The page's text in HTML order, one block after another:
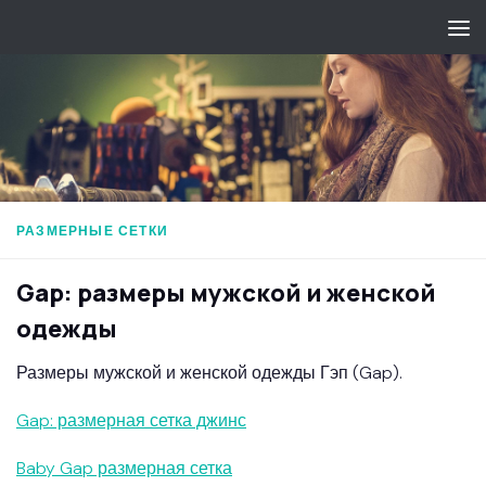
РАЗМЕРНЫЕ СЕТКИ
Gap: размеры мужской и женской
одежды
Размеры мужской и женской одежды Гэп (Gap).
Gap: размерная сетка джинс
Baby Gap размерная сетка